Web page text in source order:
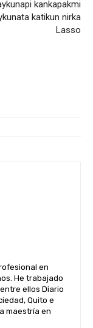
kankapakmi
katikun nirka
Lasso
en
He trabajado
ellos Diario
Quito e
maestría en